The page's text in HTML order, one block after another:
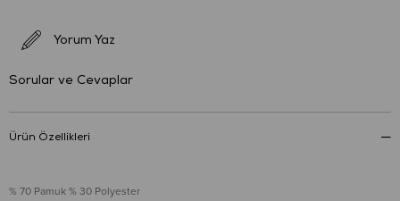
Yorum Yaz
Sorular ve Cevaplar
Ürün Özellikleri
% 70 Pamuk % 30 Polyester